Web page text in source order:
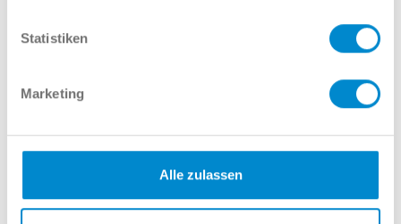
Statistiken
Marketing
Alle zulassen
E-Mail
Nachricht